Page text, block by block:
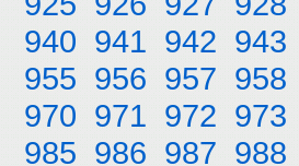
940 941 942 943
955 956 957 958
970 971 972 973
985 986 987 988